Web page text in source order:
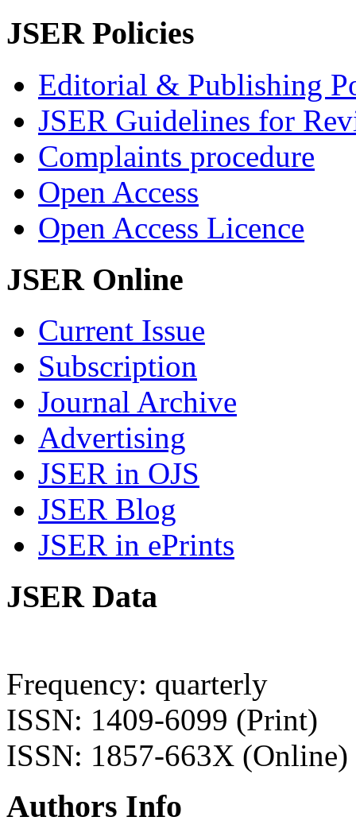
JSER Policies
Editorial & Publishing
JSER Guidelines for
Complaints procedure
Open Access
Open Access Licence
JSER Online
Current Issue
Subscription
Journal Archive
Advertising
JSER in OJS
JSER Blog
JSER in ePrints
JSER Data
Frequency: quarterly
ISSN: 1409-6099 (Print)
ISSN: 1857-663X (Online)
Authors Info